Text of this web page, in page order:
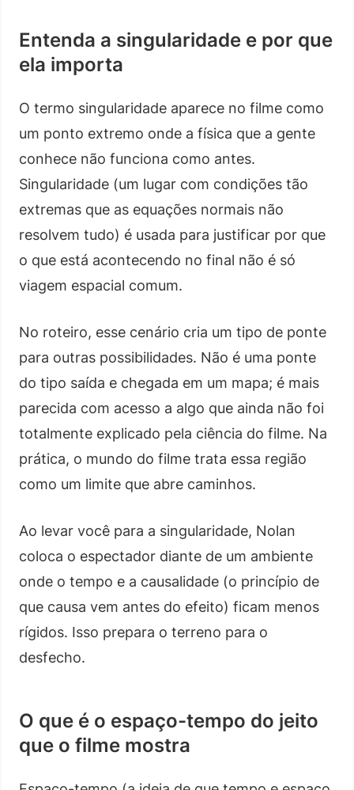
Entenda a singularidade e por que
ela importa
O termo singularidade aparece no filme como
um ponto extremo onde a física que a gente
conhece não funciona como antes.
Singularidade (um lugar com condições tão
extremas que as equações normais não
resolvem tudo) é usada para justificar por que
o que está acontecendo no final não é só
viagem espacial comum.
No roteiro, esse cenário cria um tipo de ponte
para outras possibilidades. Não é uma ponte
do tipo saída e chegada em um mapa; é mais
parecida com acesso a algo que ainda não foi
totalmente explicado pela ciência do filme. Na
prática, o mundo do filme trata essa região
como um limite que abre caminhos.
Ao levar você para a singularidade, Nolan
coloca o espectador diante de um ambiente
onde o tempo e a causalidade (o princípio de
que causa vem antes do efeito) ficam menos
rígidos. Isso prepara o terreno para o
desfecho.
O que é o espaço-tempo do jeito
que o filme mostra